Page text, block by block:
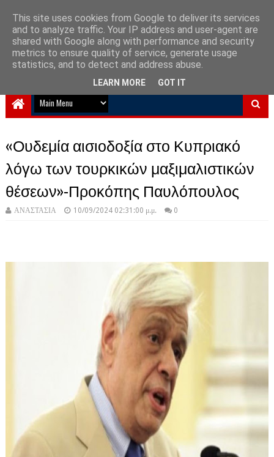
NewPlanet09
Ειδήσεις νέα από την Ελλάδα και τον κόσμο
«Ουδεμία αισιοδοξία στο Κυπριακό
λόγω των τουρκικών μαξιμαλιστικών
θέσεων»-Προκόπης Παυλόπουλος
ΑΝΑΣΤΑΣΙΑ 10/09/2024 02:31:00 μ.μ. 0
This site uses cookies from Google to deliver its services
and to analyze traffic. Your IP address and user-agent are
shared with Google along with performance and security
metrics to ensure quality of service, generate usage
statistics, and to detect and address abuse.
LEARN MORE GOT IT